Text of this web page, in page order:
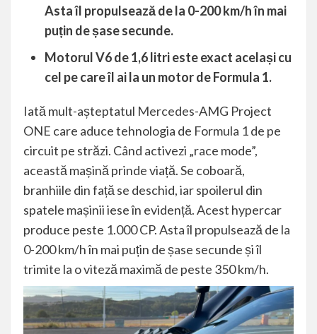
Asta îl propulsează de la 0-200 km/h în mai
puțin de șase secunde.
Motorul V6 de 1,6 litri este exact același cu
cel pe care îl ai la un motor de Formula 1.
Iată mult-așteptatul Mercedes-AMG Project
ONE care aduce tehnologia de Formula 1 de pe
circuit pe străzi. Când activezi „race mode”,
această mașină prinde viață. Se coboară,
branhiile din față se deschid, iar spoilerul din
spatele mașinii iese în evidență. Acest hypercar
produce peste 1.000 CP. Asta îl propulsează de la
0-200 km/h în mai puțin de șase secunde și îl
trimite la o viteză maximă de peste 350 km/h.